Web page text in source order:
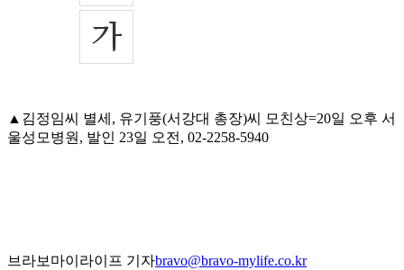
▲김정임씨 별세, 유기풍(서강대 총장)씨 모친상=20일 오후 서
울성모병원, 발인 23일 오전, 02-2258-5940
브라보마이라이프 기자bravo@bravo-mylife.co.kr